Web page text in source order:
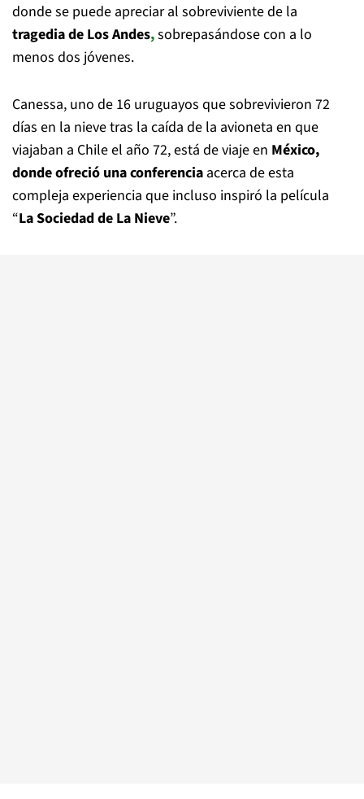
donde se puede apreciar al sobreviviente de la
tragedia de Los Andes,sobrepasándose con a lo
menos dos jóvenes.
Canessa, uno de 16 uruguayos que sobrevivieron 72
días en la nieve tras la caída de la avioneta en que
viajaban a Chile el año 72, está de viaje en México,
donde ofreció una conferencia acerca de esta
compleja experiencia que incluso inspiró la película
“La Sociedad de La Nieve”.